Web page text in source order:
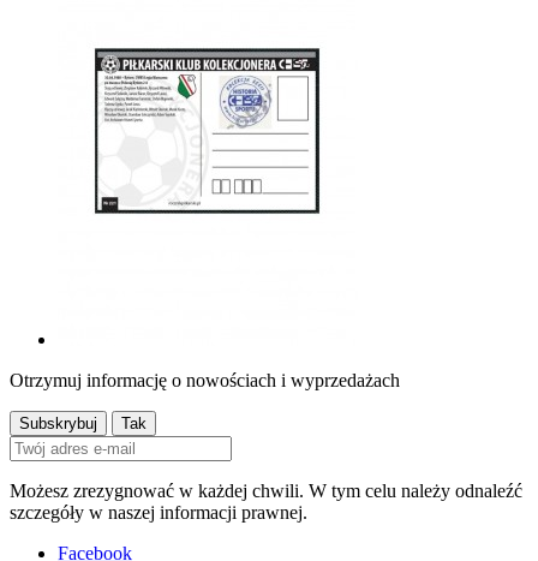
Otrzymuj informację o nowościach i wyprzedażach
Możesz zrezygnować w każdej chwili. W tym celu należy odnaleźć
szczegóły w naszej informacji prawnej.
Facebook